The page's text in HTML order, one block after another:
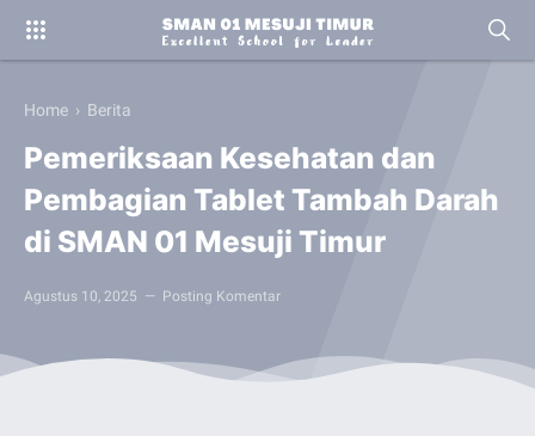
Home › Berita
Pemeriksaan Kesehatan dan
Pembagian Tablet Tambah Darah
di SMAN 01 Mesuji Timur
Agustus 10, 2025 Posting Komentar